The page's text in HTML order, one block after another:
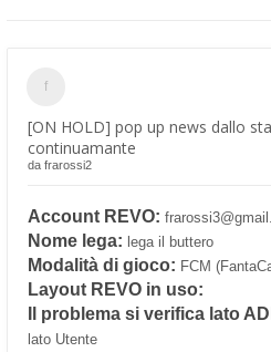
[ON HOLD] pop up news dallo
continuamante
da frarossi2
Account REVO:
Nome lega: lega il buttero
Modalità di gioco: FCM
Layout REVO in uso:
Il problema si verifica lato
lato Utente